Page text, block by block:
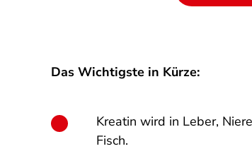
Das Wichtigste in Kürze:
Kreatin wird in Leber,
Fisch.